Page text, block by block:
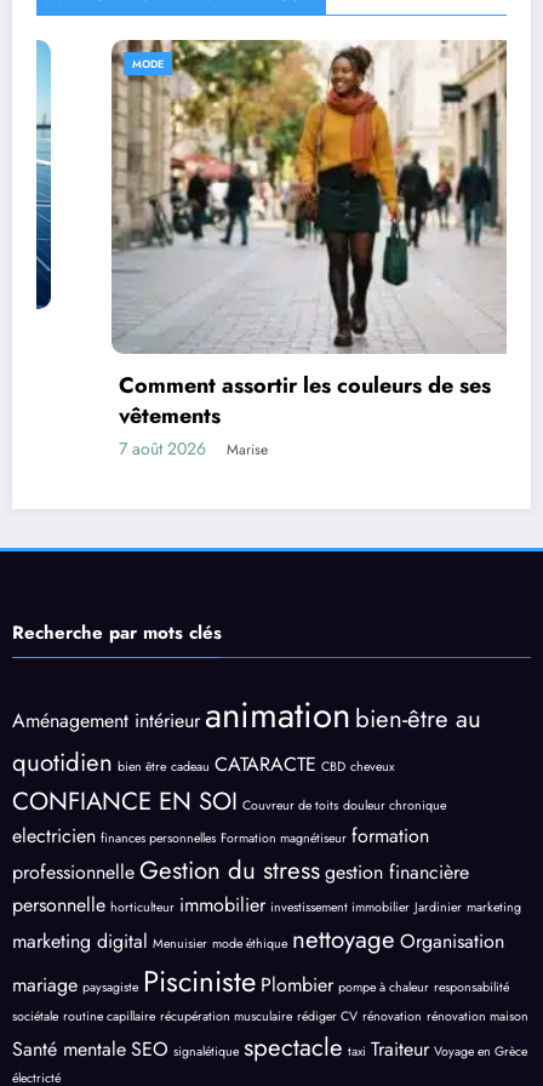
Comment assortir les couleurs de ses
vêtements
7 août 2026 Marise
Recherche par mots clés
Aménagement intérieur animation bien-être au
quotidien bien être cadeau CATARACTE CBD cheveux
CONFIANCE EN SOI Couvreur de toits douleur chronique
electricien finances personnelles Formation magnétiseur formation
professionnelleGestion du stressgestion financière
personnelle horticulteur immobilier investissement immobilier Jardinier marketing
marketing digital Menuisier mode éthique nettoyage Organisation
mariage paysagiste Pisciniste Plombier pompe à chaleur responsabilité
sociétale routine capillaire récupération musculaire rédiger CV rénovation rénovation maison
Santé mentaleSEO signalétique spectacle taxi Traiteur Voyage en Grèce
électricté